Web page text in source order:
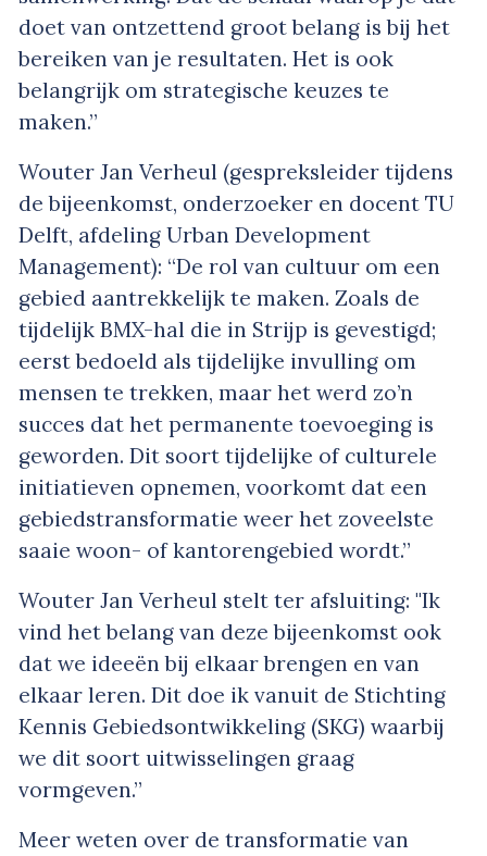
doet van ontzettend groot belang is bij het
bereiken van je resultaten. Het is ook
belangrijk om strategische keuzes te
maken.”
Wouter Jan Verheul (gespreksleider tijdens
de bijeenkomst, onderzoeker en docent TU
Delft, afdeling Urban Development
Management): “De rol van cultuur om een
gebied aantrekkelijk te maken. Zoals de
tijdelijk BMX-hal die in Strijp is gevestigd;
eerst bedoeld als tijdelijke invulling om
mensen te trekken, maar het werd zo’n
succes dat het permanente toevoeging is
geworden. Dit soort tijdelijke of culturele
initiatieven opnemen, voorkomt dat een
gebiedstransformatie weer het zoveelste
saaie woon- of kantorengebied wordt.”
Wouter Jan Verheul stelt ter afsluiting: "Ik
vind het belang van deze bijeenkomst ook
dat we ideeën bij elkaar brengen en van
elkaar leren. Dit doe ik vanuit de Stichting
Kennis Gebiedsontwikkeling (SKG) waarbij
we dit soort uitwisselingen graag
vormgeven.”
Meer weten over de transformatie van